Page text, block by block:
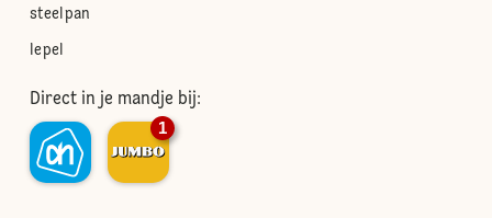
steelpan
lepel
Direct in je mandje bij:
1